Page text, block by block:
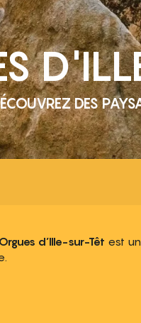
DES
d’Ille-sur-Têt est